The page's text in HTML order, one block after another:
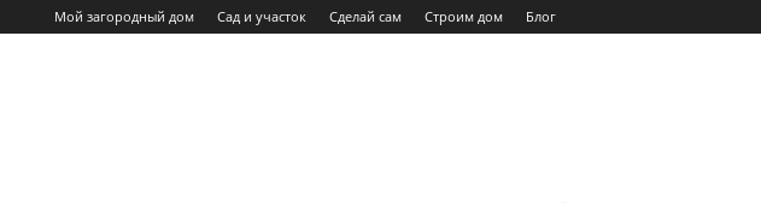
Мой загородный дом Сад и участок Сделай сам Строим дом Блог